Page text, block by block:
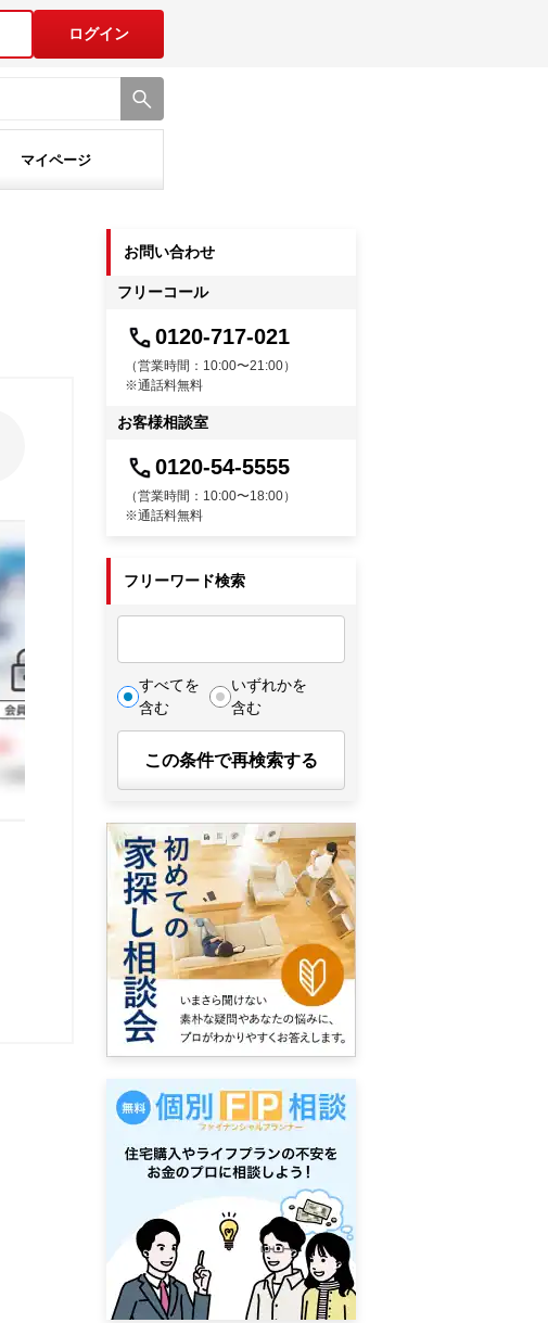
ログイン
マイページ
お問い合わせ
フリーコール
0120-717-021
（営業時間：10:00〜21:00）
※通話料無料
お客様相談室
0120-54-5555
（営業時間：10:00〜18:00）
※通話料無料
フリーワード検索
すべてを
含む
いずれかを
含む
この条件で再検索する